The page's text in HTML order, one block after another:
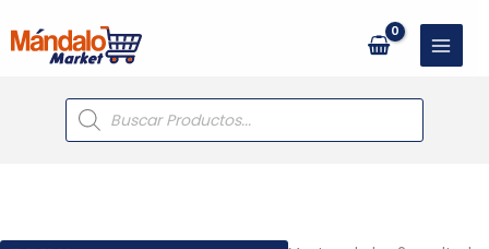
contenido
Búsqueda
de
productos